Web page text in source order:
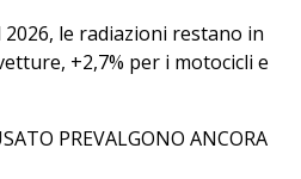
le radiazioni restano in
+2,7% per i motocicli e
PREVALGONO ANCORA